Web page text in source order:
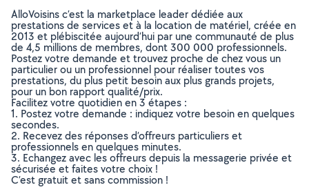
AlloVoisins c’est la marketplace leader dédiée aux
prestations de services et à la location de matériel, créée en
2013 et plébiscitée aujourd’hui par une communauté de plus
de 4,5 millions de membres, dont 300 000 professionnels.
Postez votre demande et trouvez proche de chez vous un
particulier ou un professionnel pour réaliser toutes vos
prestations, du plus petit besoin aux plus grands projets,
pour un bon rapport qualité/prix.
Facilitez votre quotidien en 3 étapes :
1. Postez votre demande : indiquez votre besoin en quelques
secondes.
2. Recevez des réponses d’offreurs particuliers et
professionnels en quelques minutes.
3. Echangez avec les offreurs depuis la messagerie privée et
sécurisée et faites votre choix !
C’est gratuit et sans commission !